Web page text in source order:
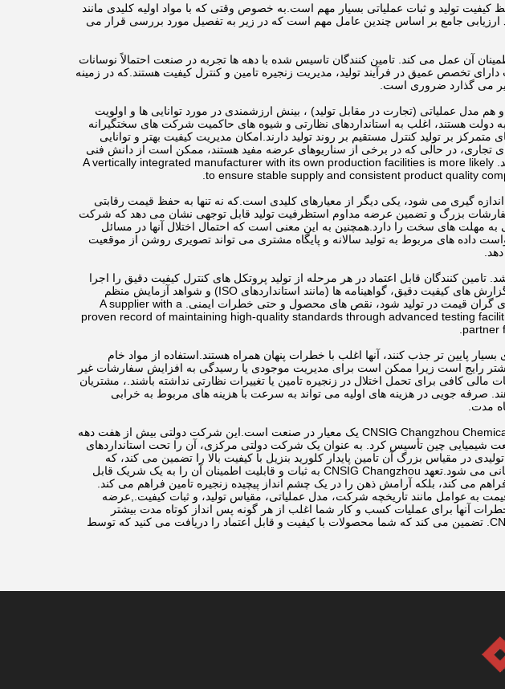
تولید و ثبات عملیاتی بسیار مهم است.به خصوص وقتی که با مواد اولیه کلیدی مانند
ارزیابی جامع بر اساس چندین عامل مهم است که در زیر به تفصیل مورد بررسی قرار می
آن عمل می کند. تامین کنندگان تاسیس شده با دهه ها تجربه در صنعت احتمالاً نوسانات
تخصص عمیق در فرآیند تولید، مدیریت زنجیره تامین و کنترل کیفیت هستند.که در زمینه
می گذارد ضروری است.
عملیاتی (تجارت در مقابل تولید) ، بینش ارزشمندی در مورد توانایی ها و اولویت
دولت هستند، اغلب به استانداردهای نظارتی و شیوه های حاکمیت شرکت های سختگیرانه
بر تولید کنترل مستقیم بر روند تولید دارند.امکان مدیریت کیفیت بهتر و توانایی
در حالی که در برخی از سناریوهای عرضه مفید هستند، ممکن است از دانش فنی
عمیق و کنترل تولید که تامین کنندگان تولید ارائه می دهند، فاقد باشند. A vertically integrated manufacturer with its own production facilities is more likely
to ensure stable supply and consistent product quality
گیری می شود، یکی دیگر از معیارهای کلیدی است.که نه تنها به حفظ قیمت رقابتی
سفارشات بزرگ و تضمین عرضه مداوم استظرفیت تولید قابل توجهی نشان می دهد که شرکت
مهلت های سخت را دارد.همچنین به این معنی است که احتمال اختلال آنها در مسائل
داده های مربوط به تولید سالانه و پایگاه مشتری می تواند تصویری روشن از موقعیت
کنندگان قابل اعتماد در هر مرحله از تولید پروتکل های کنترل کیفیت دقیق را اجرا
می کنند.از منابع مواد اولیه تا آزمایش محصولات نهاییآنها باید بتوانند گزارش های کیفیت دقیق، گواهینامه ها (مانند استانداردهای ISO) و شواهد آزمایش منظم
شخص ثالث را ارائه دهند.کیفیت ناسازگار می تواند منجر به تاخیر های گران قیمت در تولید شود، نقص های محصول و حتی خطرات ایمنی. A supplier with a
proven record of maintaining high-quality standards through advanced testing
partner
تر جذب کنند، آنها اغلب با خطرات پنهان همراه هستند.استفاده از مواد خام
رایج است زیرا ممکن است برای مدیریت موجودی یا رسیدگی به افزایش سفارشات غیر
کافی برای تحمل اختلال در زنجیره تامین یا تغییرات نظارتی نداشته باشند.، مشتریان
صرفه جویی در هزینه های اولیه می تواند به سرعت با هزینه های مربوط به خرابی
مدت.
وقتی صحبت از تامین قابل اعتماد بنزیل کلراید می شود، CNSIG Changzhou Chemical Co., Ltd یک معیار در صنعت است.این شرکت دولتی بیش از هفت دهه
شیمیایی چین تأسیس کرد. به عنوان یک شرکت دولتی مرکزی، آن را تحت استانداردهای
در مقیاس بزرگ آن تامین پایدار کلورید بنزیل با کیفیت بالا را تضمین می کند، که
توسط فن آوری های پیشرفته تولید و یک تیم حرفه ای با تجربه پشتیبانی می شود.تعهد CNSIG Changzhou به ثبات و قابلیت اطمینان آن را به یک شریک قابل
می کند، بلکه آرامش ذهن را در یک چشم انداز پیچیده زنجیره تامین فراهم می کند.
قیمت به عوامل مانند تاریخچه شرکت، مدل عملیاتی، مقیاس تولید، و ثبات کیفیت.,عرضه
آنها برای عملیات کسب و کار شما اغلب از هر گونه پس انداز کوتاه مدت بیشتر
است.شرکت های معتبر مثل CNSIG Changzhou Chemical Co.، Ltd. تضمین می کند که شما محصولات با کیفیت و قابل اعتماد را دریافت می کنید که توسط